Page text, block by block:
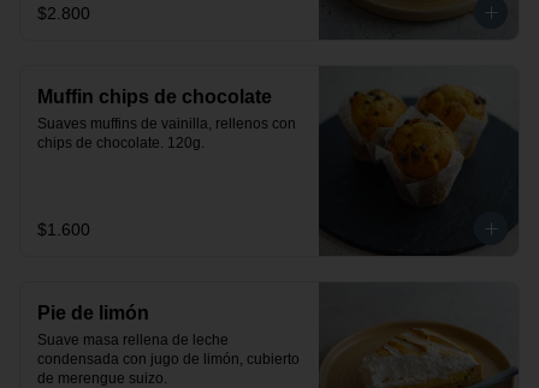
$2.800
Muffin chips de chocolate
Suaves muffins de vainilla, rellenos con
chips de chocolate. 120g.
$1.600
Pie de limón
Suave masa rellena de leche
condensada con jugo de limón, cubierto
de merengue suizo.